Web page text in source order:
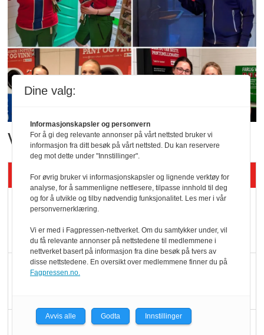
Vant i nyåpnet butikk
Siste artikler - KBS
Mat er viktigere enn
pris når elbilister
velger ladestopp
Ti bensinstasjoner
Potetball, kylling og 98
Dine valg:
Informasjonskapsler og personvern
For å gi deg relevante annonser på vårt nettsted bruker vi
informasjon fra ditt besøk på vårt nettsted. Du kan reservere
deg mot dette under "Innstillinger".
For øvrig bruker vi informasjonskapsler og lignende verktøy for
analyse, for å sammenligne nettlesere, tilpasse innhold til deg
og for å utvikle og tilby nødvendig funksjonalitet. Les mer i vår
personvernerklæring.
Vi er med i Fagpressen-nettverket. Om du samtykker under, vil
du få relevante annonser på nettstedene til medlemmene i
nettverket basert på informasjon fra dine besøk på tvers av
disse nettstedene. En oversikt over medlemmene finner du på
Fagpressen.no.
Avvis alle Godta Innstillinger